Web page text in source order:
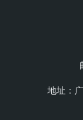
地址：